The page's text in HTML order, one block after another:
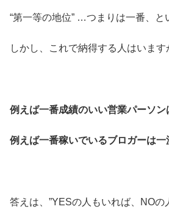
“第一等の地位” …つまりは一番、と
しかし、これで納得する人はいます
例えば一番成績のいい営業パーソン
例えば一番稼いでいるブロガーは一
答えは、”YESの人もいれば、NOの